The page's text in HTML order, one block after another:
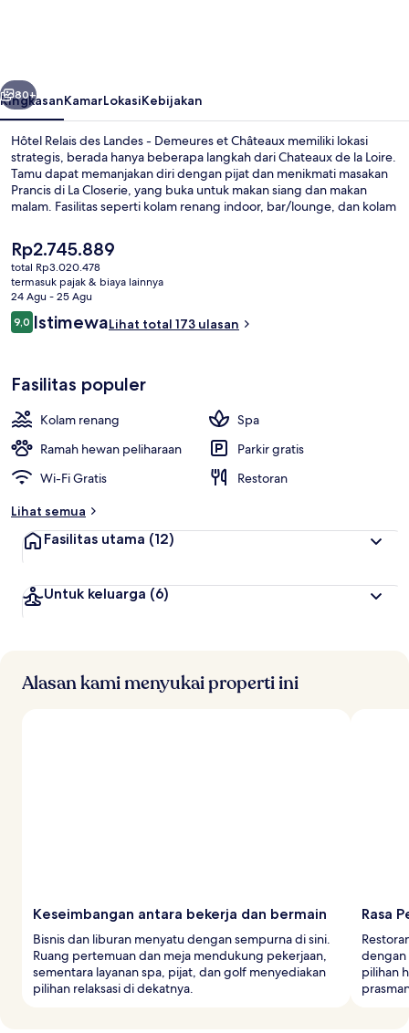
Demeures
et
Châteaux
Berikutnya
80+
RingkasanKamarLokasiKebijakan
Hôtel Relais des Landes - Demeures et Châteaux memiliki lokasi
strategis, berada hanya beberapa langkah dari Chateaux de la Loire.
Tamu dapat memanjakan diri dengan pijat dan menikmati masakan
Prancis di La Closerie, yang buka untuk makan siang dan makan
malam. Fasilitas seperti kolam renang indoor, bar/lounge, dan kolam
nikmati.
Harga
saat
ini
Rp2.745.889
Rp2.745.889
total Rp3.020.478
termasuk pajak & biaya lainnya
24 Agu - 25 Agu
Ulasan
9,09,0 dari 10
IstimewaLihat total 173 ulasan
Fasilitas populer
Kolam renang
Spa
Ramah hewan peliharaan
Parkir gratis
Wi-Fi Gratis
Restoran
Lihat semua
Fasilitas utama (12)
Untuk keluarga (6)
Alasan kami menyukai properti ini
Keseimbangan antara bekerja dan bermain
Bisnis dan liburan menyatu dengan sempurna di sini.
Ruang pertemuan dan meja mendukung pekerjaan,
sementara layanan spa, pijat, dan golf menyediakan
pilihan relaksasi di dekatnya.
Rasa
dengan
pilihan